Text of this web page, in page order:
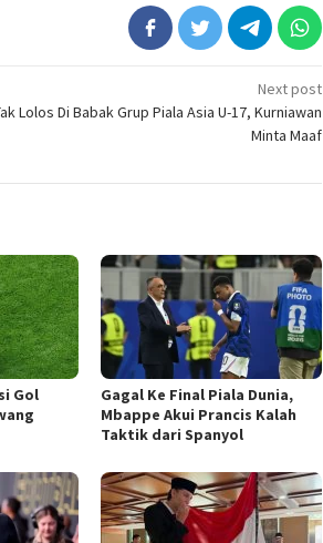
Next post
Lolos Di Babak Grup Piala Asia U-17, Kurniawan
Minta Maaf
Gol
Gagal Ke Final Piala Dunia,
Mbappe Akui Prancis Kalah
Taktik dari Spanyol